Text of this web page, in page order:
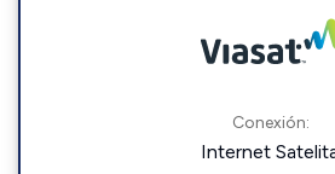
Conexión:
Internet